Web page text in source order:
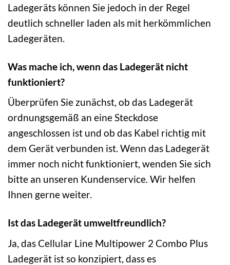
Ladegeräts können Sie jedoch in der Regel
deutlich schneller laden als mit herkömmlichen
Ladegeräten.
Was mache ich, wenn das Ladegerät nicht
funktioniert?
Überprüfen Sie zunächst, ob das Ladegerät
ordnungsgemäß an eine Steckdose
angeschlossen ist und ob das Kabel richtig mit
dem Gerät verbunden ist. Wenn das Ladegerät
immer noch nicht funktioniert, wenden Sie sich
bitte an unseren Kundenservice. Wir helfen
Ihnen gerne weiter.
Ist das Ladegerät umweltfreundlich?
Ja, das Cellular Line Multipower 2 Combo Plus
Ladegerät ist so konzipiert, dass es